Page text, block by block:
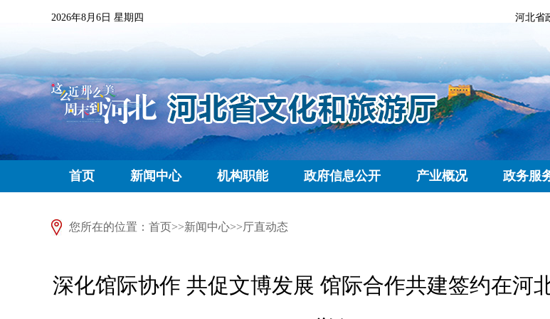
2026年8月6日 星期四 河北省
首页 新闻中心 机构职能 政府信息公开 产业概况 政务服
您所在的位置： 首页>>新闻中心>>厅直动态
深化馆际协作 共促文博发展 馆际合作共建签约在河